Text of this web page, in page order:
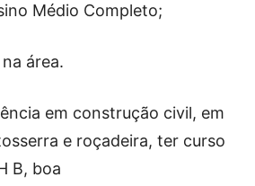
Médio Completo;
área.
em construção civil, em
e roçadeira, ter curso
B, boa